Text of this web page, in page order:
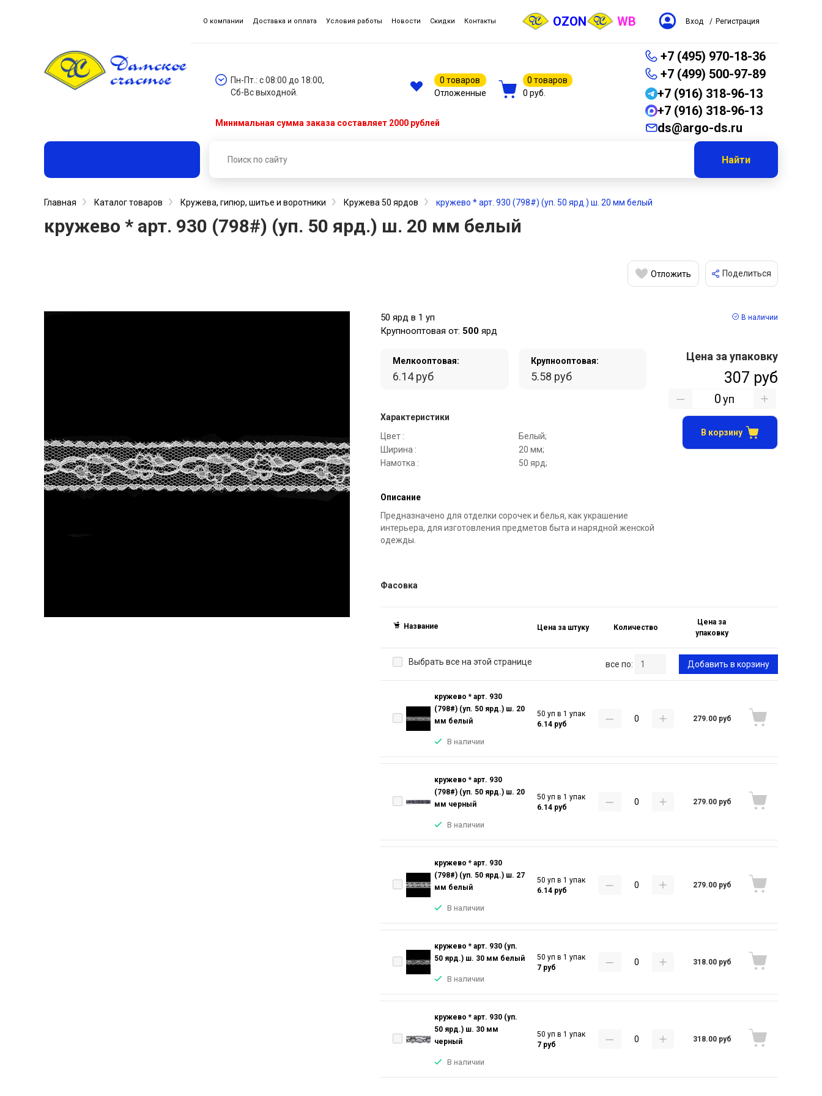
О компании Доставка и оплата Условия работы Новости Скидки Контакты OZON WB Вход / Регистрация
Пн-Пт.: с 08:00 до 18:00,
Сб-Вс выходной.
0 товаров
Отложенные
0 товаров
0 руб.
+7 (495) 970-18-36
+7 (499) 500-97-89
+7 (916) 318-96-13
+7 (916) 318-96-13
ds@argo-ds.ru
Минимальная сумма заказа составляет 2000 рублей
Найти
Главная Каталог товаров Кружева, гипюр, шитье и воротники Кружева 50 ярдов кружево * арт. 930 (798#) (уп. 50 ярд.) ш. 20 мм белый
кружево * арт. 930 (798#) (уп. 50 ярд.) ш. 20 мм белый
Отложить Поделиться
50 ярд в 1 уп
Крупнооптовая от: 500 ярд
В наличии
Мелкооптовая:
6.14 руб
Крупнооптовая:
5.58 руб
Характеристики
Цвет :
Белый;
Ширина :
20 мм;
Намотка :
50 ярд;
Описание
Предназначено для отделки сорочек и белья, как украшение
интерьера, для изготовления предметов быта и нарядной женской
одежды.
Цена за упаковку
307 руб
уп
В корзину
Фасовка
Название Цена за штуку Количество
Цена за
упаковку
Выбрать все на этой странице все по: Добавить в корзину
кружево * арт. 930
(798#) (уп. 50 ярд.) ш. 20
мм белый
В наличии
50 уп в 1 упак
6.14 руб
279.00 руб
кружево * арт. 930
(798#) (уп. 50 ярд.) ш. 20
мм черный
В наличии
50 уп в 1 упак
6.14 руб
279.00 руб
кружево * арт. 930
(798#) (уп. 50 ярд.) ш. 27
мм белый
В наличии
50 уп в 1 упак
6.14 руб
279.00 руб
кружево * арт. 930 (уп.
50 ярд.) ш. 30 мм белый
В наличии
50 уп в 1 упак
7 руб
318.00 руб
кружево * арт. 930 (уп.
50 ярд.) ш. 30 мм
черный
В наличии
50 уп в 1 упак
7 руб
318.00 руб